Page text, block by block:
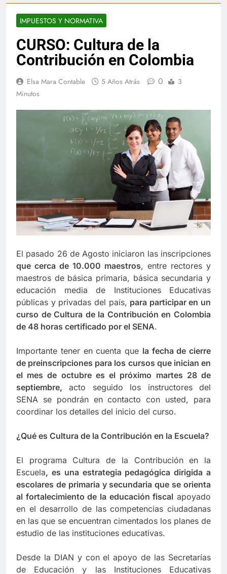
IMPUESTOS Y NORMATIVA
CURSO: Cultura de la
Contribución en Colombia
Elsa Mara Contable 5 Años Atrás 0
3
Minutos
El pasado 26 de Agosto iniciaron las inscripciones
que cerca de 10.000 maestros, entre rectores y
maestros de básica primaria, básica secundaria y
educación media de Instituciones Educativas
públicas y privadas del país, para participar en un
curso de Cultura de la Contribución en Colombia
de 48 horas certificado por el SENA.
Importante tener en cuenta que la fecha de cierre
de preinscripciones para los cursos que inician en
el mes de octubre es el próximo martes 28 de
septiembre, acto seguido los instructores del
SENA se pondrán en contacto con usted, para
coordinar los detalles del inicio del curso.
¿Qué es Cultura de la Contribución en la Escuela?
El programa Cultura de la Contribución en la
Escuela, es una estrategia pedagógica dirigida a
escolares de primaria y secundaria que se orienta
al fortalecimiento de la educación fiscal apoyado
en el desarrollo de las competencias ciudadanas
en las que se encuentran cimentados los planes de
estudio de las instituciones educativas.
Desde la DIAN y con el apoyo de las Secretarías
de Educación y las Instituciones Educativas